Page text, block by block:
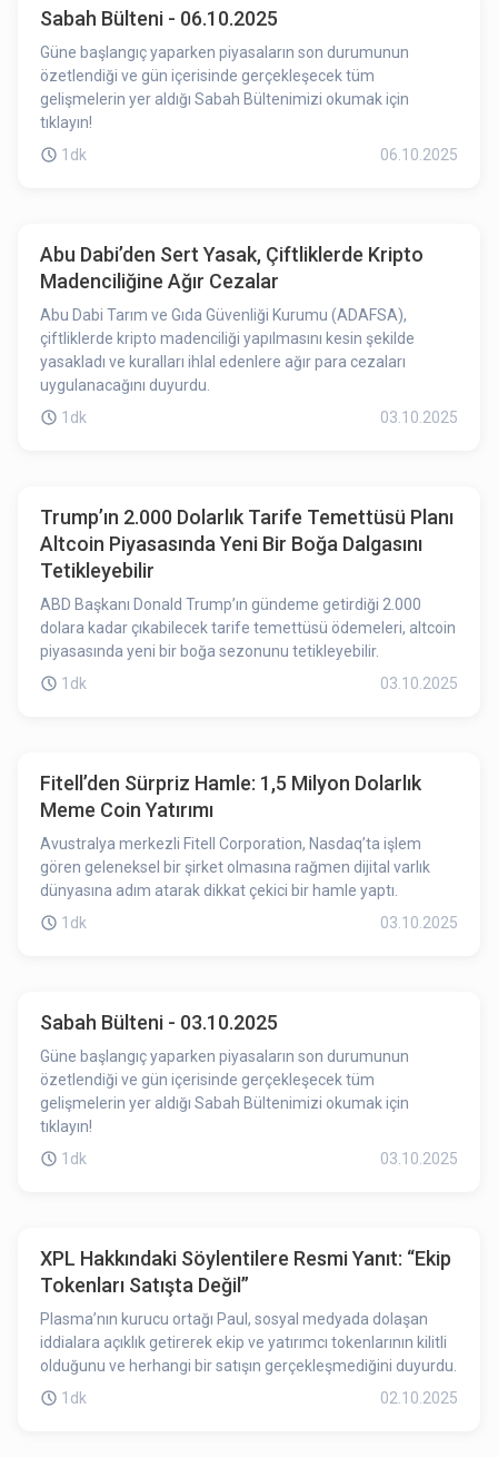
Sabah Bülteni - 06.10.2025
Güne başlangıç yaparken piyasaların son durumunun
özetlendiği ve gün içerisinde gerçekleşecek tüm
gelişmelerin yer aldığı Sabah Bültenimizi okumak için
tıklayın!
1dk
06.10.2025
Abu Dabi’den Sert Yasak, Çiftliklerde Kripto
Madenciliğine Ağır Cezalar
Abu Dabi Tarım ve Gıda Güvenliği Kurumu (ADAFSA),
çiftliklerde kripto madenciliği yapılmasını kesin şekilde
yasakladı ve kuralları ihlal edenlere ağır para cezaları
uygulanacağını duyurdu.
1dk
03.10.2025
Trump’ın 2.000 Dolarlık Tarife Temettüsü Planı
Altcoin Piyasasında Yeni Bir Boğa Dalgasını
Tetikleyebilir
ABD Başkanı Donald Trump’ın gündeme getirdiği 2.000
dolara kadar çıkabilecek tarife temettüsü ödemeleri, altcoin
piyasasında yeni bir boğa sezonunu tetikleyebilir.
1dk
03.10.2025
Fitell’den Sürpriz Hamle: 1,5 Milyon Dolarlık
Meme Coin Yatırımı
Avustralya merkezli Fitell Corporation, Nasdaq’ta işlem
gören geleneksel bir şirket olmasına rağmen dijital varlık
dünyasına adım atarak dikkat çekici bir hamle yaptı.
1dk
03.10.2025
Sabah Bülteni - 03.10.2025
Güne başlangıç yaparken piyasaların son durumunun
özetlendiği ve gün içerisinde gerçekleşecek tüm
gelişmelerin yer aldığı Sabah Bültenimizi okumak için
tıklayın!
1dk
03.10.2025
XPL Hakkındaki Söylentilere Resmi Yanıt: “Ekip
Tokenları Satışta Değil”
Plasma’nın kurucu ortağı Paul, sosyal medyada dolaşan
iddialara açıklık getirerek ekip ve yatırımcı tokenlarının kilitli
olduğunu ve herhangi bir satışın gerçekleşmediğini duyurdu.
1dk
02.10.2025